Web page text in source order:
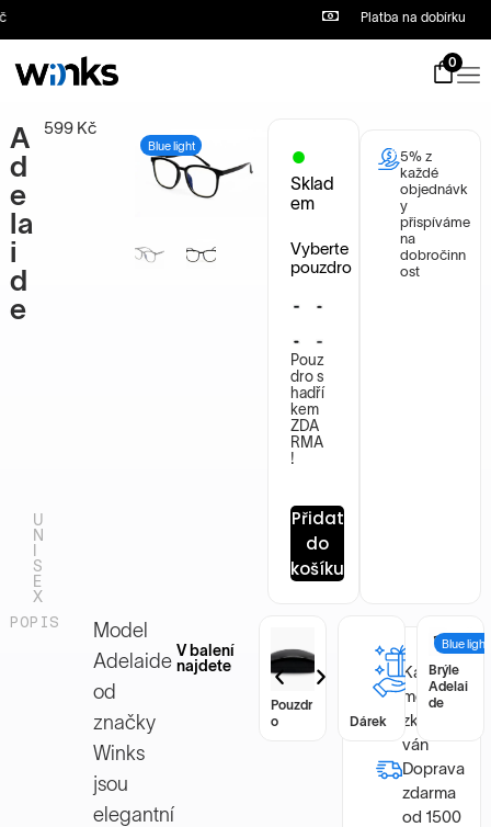
k
p
c
o
n
t
e
n
Platba na dobírku
0
POPIS
Model
Adelaide
od
značky
Winks
jsou
elegantní
Každý
model byl
zkontrolo
ván
Doprava
zdarma
od 1500
V balení
najdete
Dárek
Blue light
Brýle
Pouzdr
o
Dárek
Blue light
Brýle
Adelai
de
A
d
e
la
i
d
e
U
N
I
S
E
X
599 Kč
Blue light
Sklad
em
Vyberte
pouzdro
Pouz
dro s
hadří
kem
ZDA
RMA
!
Přidat
do
košíku
5% z
každé
objednávk
y
přispíváme
na
dobročinn
ost